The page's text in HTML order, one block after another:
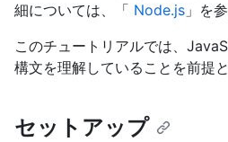
細については、「 Node.js 」を
このチュートリアルでは、
構文を理解していることを前提
セットアップ